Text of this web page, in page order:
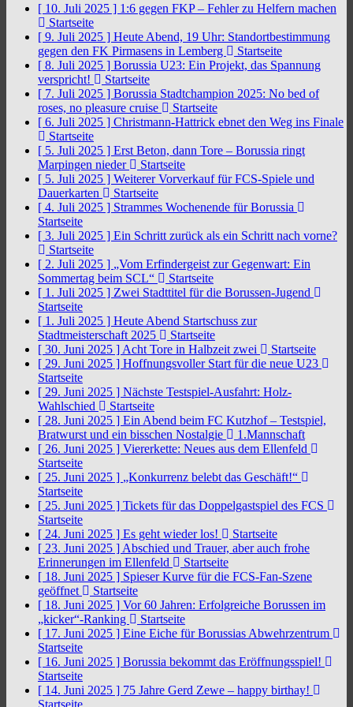
[ 10. Juli 2025 ] 1:6 gegen FKP – Fehler zu Helfern machen
Startseite
[ 9. Juli 2025 ] Heute Abend, 19 Uhr: Standortbestimmung
gegen den FK Pirmasens in Lemberg
Startseite
[ 8. Juli 2025 ] Borussia U23: Ein Projekt, das Spannung
verspricht!
Startseite
[ 7. Juli 2025 ] Borussia Stadtchampion 2025: No bed of
roses, no pleasure cruise
Startseite
[ 6. Juli 2025 ] Christmann-Hattrick ebnet den Weg ins Finale
Startseite
[ 5. Juli 2025 ] Erst Beton, dann Tore – Borussia ringt
Marpingen nieder
Startseite
[ 5. Juli 2025 ] Weiterer Vorverkauf für FCS-Spiele und
Dauerkarten
Startseite
[ 4. Juli 2025 ] Strammes Wochenende für Borussia
Startseite
[ 3. Juli 2025 ] Ein Schritt zurück als ein Schritt nach vorne?
Startseite
[ 2. Juli 2025 ] „Vom Erfindergeist zur Gegenwart: Ein
Sommertag beim SCL“
Startseite
[ 1. Juli 2025 ] Zwei Stadttitel für die Borussen-Jugend
Startseite
[ 1. Juli 2025 ] Heute Abend Startschuss zur
Stadtmeisterschaft 2025
Startseite
[ 30. Juni 2025 ] Acht Tore in Halbzeit zwei
Startseite
[ 29. Juni 2025 ] Hoffnungsvoller Start für die neue U23
Startseite
[ 29. Juni 2025 ] Nächste Testspiel-Ausfahrt: Holz-
Wahlschied
Startseite
[ 28. Juni 2025 ] Ein Abend beim FC Kutzhof – Testspiel,
Bratwurst und ein bisschen Nostalgie
1.Mannschaft
[ 26. Juni 2025 ] Viererkette: Neues aus dem Ellenfeld
Startseite
[ 25. Juni 2025 ] „Konkurrenz belebt das Geschäft!“
Startseite
[ 25. Juni 2025 ] Tickets für das Doppelgastspiel des FCS
Startseite
[ 24. Juni 2025 ] Es geht wieder los!
Startseite
[ 23. Juni 2025 ] Abschied und Trauer, aber auch frohe
Erinnerungen im Ellenfeld
Startseite
[ 18. Juni 2025 ] Spieser Kurve für die FCS-Fan-Szene
geöffnet
Startseite
[ 18. Juni 2025 ] Vor 60 Jahren: Erfolgreiche Borussen im
„kicker“-Ranking
Startseite
[ 17. Juni 2025 ] Eine Eiche für Borussias Abwehrzentrum
Startseite
[ 16. Juni 2025 ] Borussia bekommt das Eröffnungsspiel!
Startseite
[ 14. Juni 2025 ] 75 Jahre Gerd Zewe – happy birthay!
Startseite